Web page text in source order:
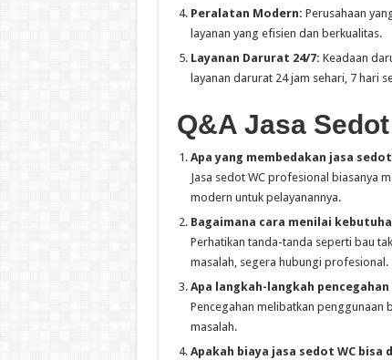
Peralatan Modern: Perusahaan
layanan yang efisien dan berkualitas.
Layanan Darurat 24/7: Keadaan
layanan darurat 24 jam sehari, 7 hari
Q&A Jasa
Apa yang membedakan jasa
Jasa sedot WC profesional biasanya
modern untuk pelayanannya.
Bagaimana cara menilai
Perhatikan tanda-tanda seperti bau
masalah, segera hubungi profesional.
Apa langkah-langkah
Pencegahan melibatkan
masalah.
Apakah biaya jasa sedot WC bisa